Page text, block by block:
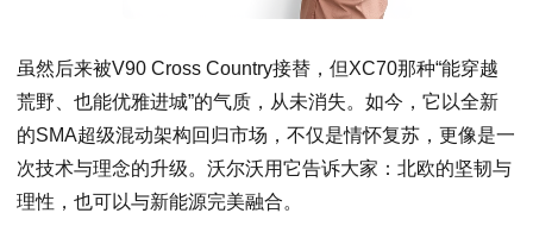
虽然后来被V90 Cross Country接替，但XC70那种“能穿越
荒野、也能优雅进城”的气质，从未消失。如今，它以全新
的SMA超级混动架构回归市场，不仅是情怀复苏，更像是一
次技术与理念的升级。沃尔沃用它告诉大家：北欧的坚韧与
理性，也可以与新能源完美融合。